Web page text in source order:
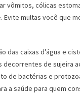
vômitos, cólicas
Evite multas você que
das caixas d’água e
de sujeira
de bactérias e
a saúde para quem